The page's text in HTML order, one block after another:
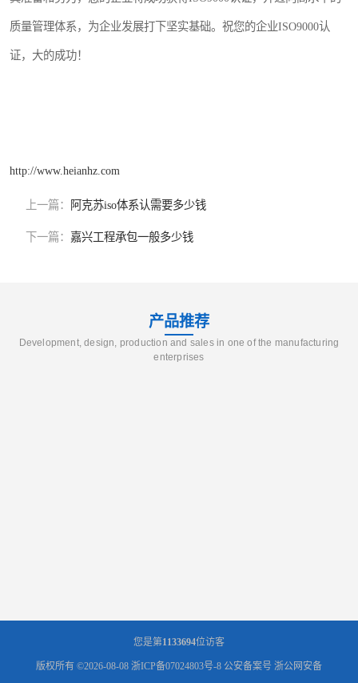
质量管理体系，为企业发展打下坚实基础。祝您的企业ISO9000认
证，大的成功！
http://www.heianhz.com
上一篇： 阿克苏iso体系认需要多少钱
下一篇： 嘉兴工程承包一般多少钱
产品推荐
Development, design, production and sales in one of the manufacturing
enterprises
您是第1133694位访客
版权所有 ©2026-08-08 浙ICP备07024803号-8 公安备案号 浙公网安备